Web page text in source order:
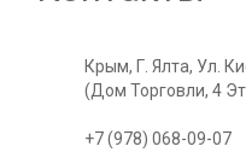
Крым, Г. Ялта, Ул.
(Дом Торговли, 4
+7 (978) 068-09-07